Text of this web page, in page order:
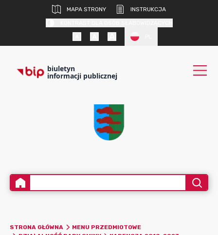
MAPA STRONY
INSTRUKCJA
biuletyn
informacji publicznej
STRONA GŁÓWNA
MENU PRZEDMIOTOWE